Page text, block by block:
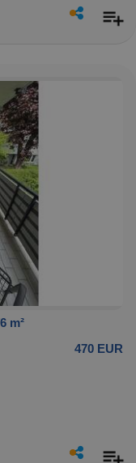
m²
470 EUR